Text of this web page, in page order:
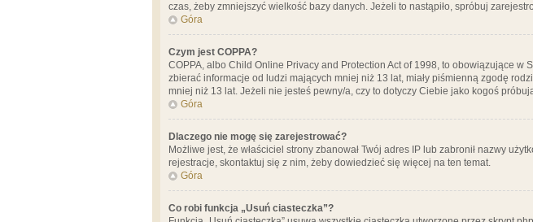
czas, żeby zmniejszyć wielkość bazy danych. Jeżeli to nastąpiło, spróbuj
Góra
Czym jest COPPA?
COPPA, albo Child Online Privacy and Protection Act of 1998, to obowiązujące
zbierać informacje od ludzi mających mniej niż 13 lat, miały piśmienną zgodę
mniej niż 13 lat. Jeżeli nie jesteś pewny/a, czy to dotyczy Ciebie jako kogoś
Góra
Dlaczego nie mogę się zarejestrować?
Możliwe jest, że właściciel strony zbanował Twój adres IP lub zabronił nazwy
rejestracje, skontaktuj się z nim, żeby dowiedzieć się więcej na ten temat.
Góra
Co robi funkcja „Usuń ciasteczka”?